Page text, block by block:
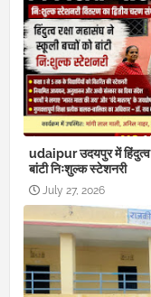
udaipur उदयपुर में हिंदुत्व
बांटी निःशुल्क स्टेशनरी
July 27, 2026